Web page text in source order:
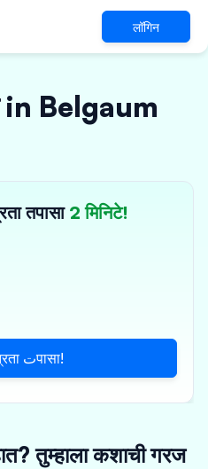
लॉगिन
in Belgaum
तपासा 2 मिनिटे!
आता पात्रता تपासा!
तुम्हाला कशाची गरज